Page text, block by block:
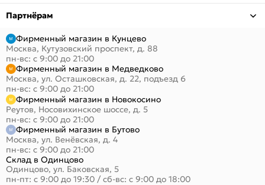
Партнёрам
Фирменный магазин в Кунцево
Москва, Кутузовский проспект, д. 88
пн-вс: с 9:00 до 21:00
Фирменный магазин в Медведково
Москва, ул. Осташковская, д. 22, подъезд 6
пн-вс: с 9:00 до 21:00
Фирменный магазин в Новокосино
Реутов, Носовихинское шоссе, д. 5
пн-вс: с 9:00 до 21:00
Фирменный магазин в Бутово
Москва, ул. Венёвская, д. 4
пн-вс: с 9:00 до 21:00
Склад в Одинцово
Одинцово, ул. Баковская, 5
пн-пт: с 9:00 до 19:30 / сб-вс: с 9:00 до 18:00